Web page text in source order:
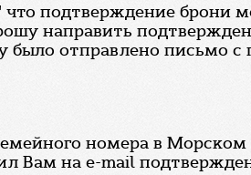
что подтверждение
направить
было отправлено
номера в Морском
Вам на e-mail